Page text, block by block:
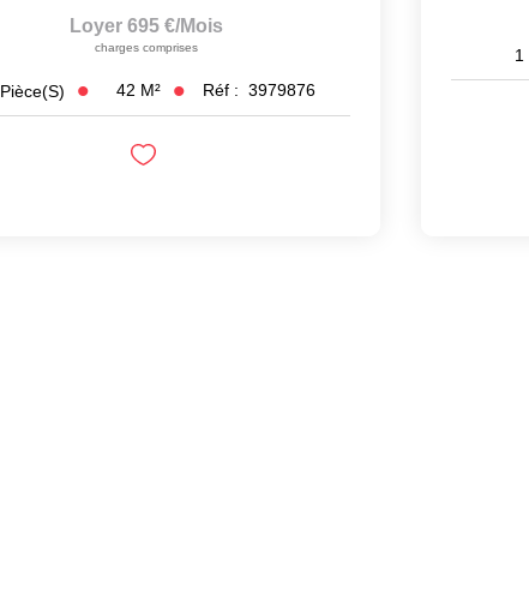
Loyer 695 €/mois
charges comprises
Pièce(s) 42 M² Réf : 3979876
1